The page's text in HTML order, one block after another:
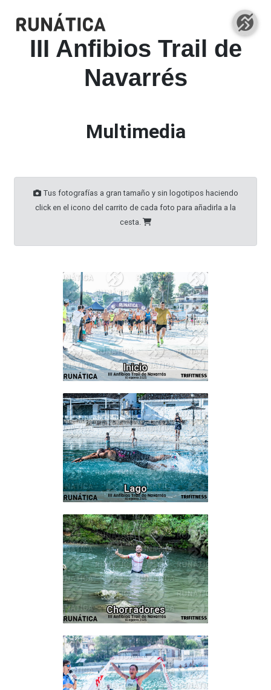
III Anfibios Trail de
Navarrés
Multimedia
Tus fotografías a gran tamaño y sin logotipos haciendo
click en el icono del carrito de cada foto para añadirla a la
cesta.
Inicio
75
Lago
133
Chorradores
559
556